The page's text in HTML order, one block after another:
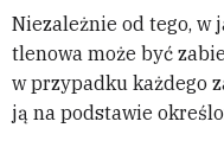
Niezależnie od tego, w
tlenowa może być
w przypadku każdego
ją na podstawie